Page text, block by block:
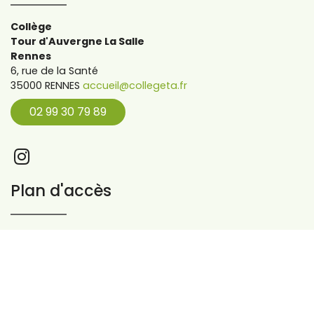
Collège
Tour d'Auvergne La Salle
Rennes
6, rue de la Santé
35000 RENNES accueil@collegeta.fr
02 99 30 79 89
Plan d'accès